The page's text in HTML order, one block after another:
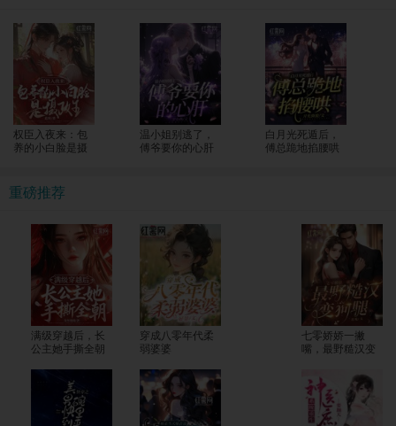
权臣入夜来：包
养的小白脸是摄
温小姐别逃了，
傅爷要你的心肝
白月光死遁后，
傅总跪地掐腰哄
重磅推荐
满级穿越后，长
公主她手撕全朝
穿成八零年代柔
弱婆婆
七零娇娇一撇
嘴，最野糙汉变